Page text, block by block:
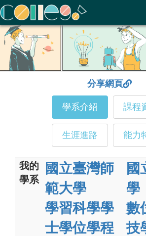
ColleGo! 大學選才與高中育才輔助系統
分享網頁
學系介紹 課程
生涯進路 能力
我的
學系
國立臺灣師
範大學
學習科學學
士學位學程
國
學
數
技